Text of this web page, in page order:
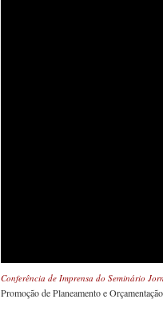
Conferência de Imprensa do Seminário
Promoção de Planeamento e